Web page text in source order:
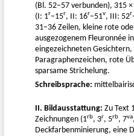
(Bl. 52–57 verbunden), 315
(I: 1r–15r, II: 16r–51v, III: 52r
31–36 Zeilen, kleine rote
ausgezogenem Fleuronnée
eingezeichneten
Paragraphenzeichen, rote
sparsame Strichelung.
Schreibsprache:
II. Bildausstattung: Zu Text
Zeichnungen (1rb, 3r, 5rb, 7va
Deckfarbenminierung, eine